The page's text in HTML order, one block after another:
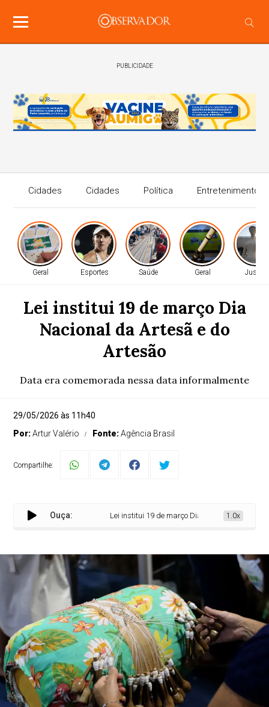
PUBLICIDADE
Cidades Cidades Política Entretenimento
Geral Esportes Saúde Geral Justiça
Lei institui 19 de março Dia
Nacional da Artesã e do
Artesão
Data era comemorada nessa data informalmente
29/05/2026 às 11h40
Por:Artur Valério Fonte:Agência Brasil
Compartilhe:
Ouça: Lei institui 19 de março Dia Nacional da Artesã e
1.0x